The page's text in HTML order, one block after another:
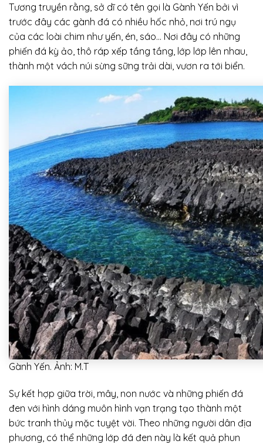
Tương truyền rằng, sở dĩ có tên gọi là Gành Yến bởi vì
trước đây các gành đá có nhiều hốc nhỏ, nơi trú ngụ
của các loài chim như yến, én, sáo… Nơi đây có những
phiến đá kỳ ảo, thô ráp xếp tầng tầng, lớp lớp lên nhau,
thành một vách núi sừng sững trải dài, vươn ra tới biển.
Gành Yến. Ảnh: M.T
Sự kết hợp giữa trời, mây, non nước và những phiến đá
đen với hình dáng muôn hình vạn trạng tạo thành một
bức tranh thủy mặc tuyệt vời. Theo những người dân địa
phương, có thể những lớp đá đen này là kết quả phun